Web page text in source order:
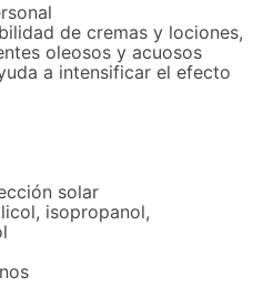
de cremas y lociones,
oleosos y acuosos
a intensificar el efecto
solar
isopropanol,